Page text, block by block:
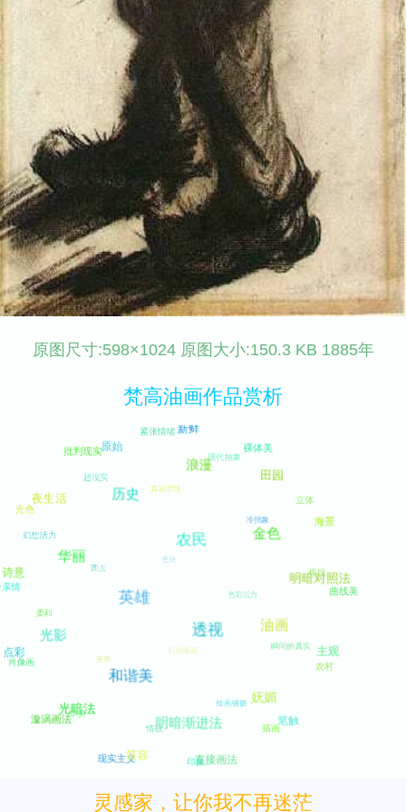
原图尺寸:598×1024 原图大小:150.3 KB 1885年
梵高油画作品赏析
灵感家，让你我不再迷茫